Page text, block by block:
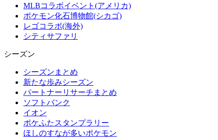
MLBコラボイベント(アメリカ)
ポケモン化石博物館(シカゴ)
レゴコラボ(海外)
シティサファリ
シーズン
シーズンまとめ
新たな歩みシーズン
パートナーリサーチまとめ
ソフトバンク
イオン
ポケふたスタンプラリー
ほしのすなが多いポケモン